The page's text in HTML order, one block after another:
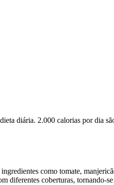
diária. 2.000 calorias por dia
como tomate,
diferentes coberturas, tornando-